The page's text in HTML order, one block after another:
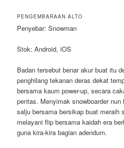
PENGEMBARAAN ALTO
Penyebar: Snowman
Stok: Android, iOS
Badan tersebut benar akur buat itu
penghilang tekanan deras dekat
bersama kaum power-up, secara
pentas. Menyimak snowboarder
salju bersama bersikap buat meraih
melayani flip bersama kaidah era
guna kira-kira bagian adendum.